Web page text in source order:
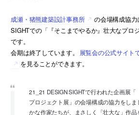
成瀬・猪熊建築設計事務所
の会場構成協
SIGHTでの「『そこまでやるか』壮大なプロ
です。
会期は終了しています。
展覧会の公式サイト
を見ることができます。
21_21 DESIGN SIGHTで行われた企画展
プロジェクト展」の会場構成の協力をし
かな作家たちが、まさしく「壮大な」作